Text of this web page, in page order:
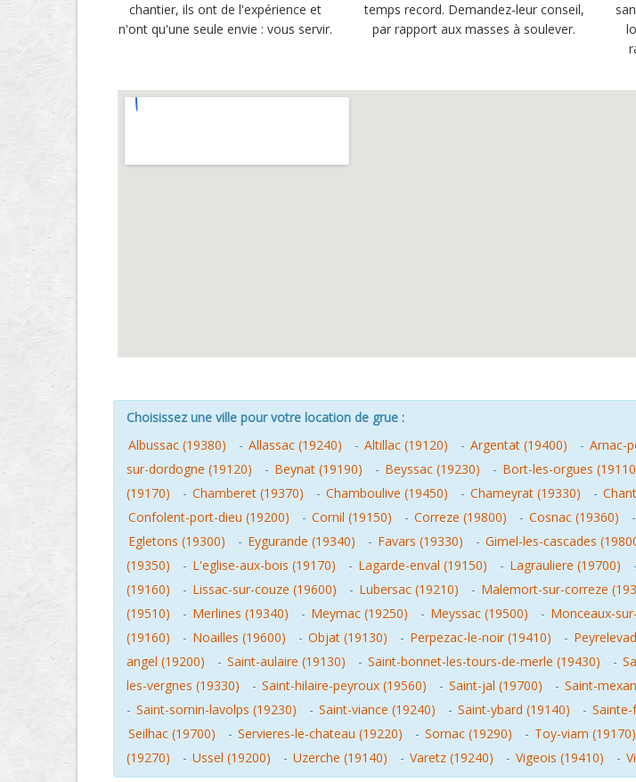
chantier, ils ont de l'expérience et
n'ont qu'une seule envie : vous servir.
temps record. Demandez-leur conseil,
par rapport aux masses à soulever.
Choisissez une ville pour votre location de grue :
Albussac (19380)
- Allassac (19240) - Altillac (19120) - Argentat (19400) - Arnac-
sur-dordogne (19120)
- Beynat (19190) - Beyssac (19230) - Bort-les-orgues
(19170)
- Chamberet (19370) - Chamboulive (19450) - Chameyrat (19330) -
Confolent-port-dieu (19200)
- Cornil (19150) - Correze (19800) - Cosnac (19360) -
Egletons (19300)
- Eygurande (19340) - Favars (19330) - Gimel-les-cascades
(19350)
- L'eglise-aux-bois (19170) - Lagarde-enval (19150) - Lagrauliere (19700) -
(19160)
- Lissac-sur-couze (19600) - Lubersac (19210) - Malemort-sur-correze
(19510)
- Merlines (19340) - Meymac (19250) - Meyssac (19500) - Monceaux-
(19160)
- Noailles (19600) - Objat (19130) - Perpezac-le-noir (19410) -
angel (19200)
- Saint-aulaire (19130) - Saint-bonnet-les-tours-de-merle (19430) -
les-vergnes (19330)
- Saint-hilaire-peyroux (19560) - Saint-jal (19700) - Saint-
- Saint-sornin-lavolps (19230) - Saint-viance (19240) - Saint-ybard (19140) -
Seilhac (19700)
- Servieres-le-chateau (19220) - Sornac (19290) - Toy-viam (19170)
(19270)
- Ussel (19200) - Uzerche (19140) - Varetz (19240) - Vigeois (19410) -